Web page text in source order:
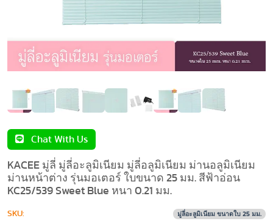
Chat With Us
KACEE มู่ลี่ มู่ลี่อะลูมิเนียม มู่ลี่อลูมิเนียม ม่านอลูมิเนียม
ม่านหน้าต่าง รุ่นมอเตอร์ ใบขนาด 25 มม. สีฟ้าอ่อน
KC25/539 Sweet Blue หนา 0.21 มม.
SKU: มู่ลี่อะลูมิเนียม ขนาดใบ 25 มม.